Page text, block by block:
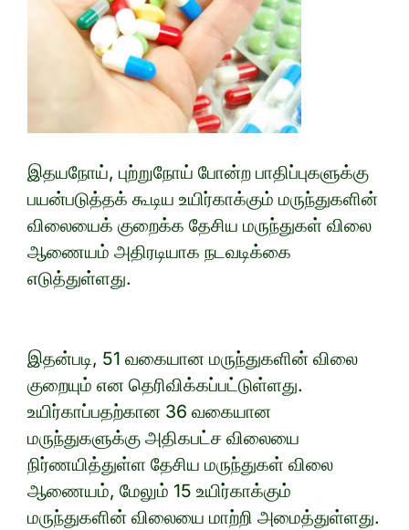
இதயநோய், புற்றுநோய் போன்ற பாதிப்புகளுக்கு
பயன்படுத்தக் கூடிய உயிர்காக்கும் மருந்துகளின்
விலையைக் குறைக்க தேசிய மருந்துகள் விலை
ஆணையம் அதிரடியாக நடவடிக்கை
எடுத்துள்ளது.
இதன்படி, 51 வகையான மருந்துகளின் விலை
குறையும் என தெரிவிக்கப்பட்டுள்ளது.
உயிர்காப்பதற்கான 36 வகையான
மருந்துகளுக்கு அதிகபட்ச விலையை
நிர்ணயித்துள்ள தேசிய மருந்துகள் விலை
ஆணையம், மேலும் 15 உயிர்காக்கும்
மருந்துகளின் விலையை மாற்றி அமைத்துள்ளது.